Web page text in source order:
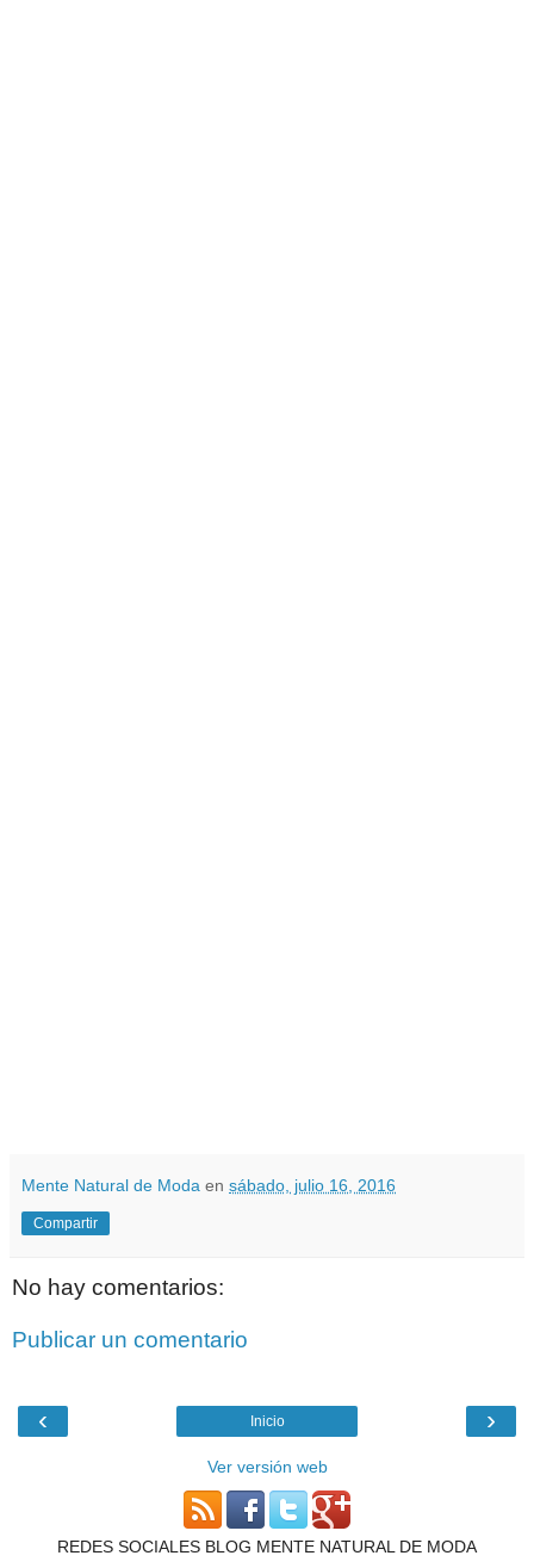
Mente Natural de Moda en sábado, julio 16, 2016
Compartir
No hay comentarios:
Publicar un comentario
‹ ›
Inicio
Ver versión web
REDES SOCIALES BLOG MENTE NATURAL DE MODA